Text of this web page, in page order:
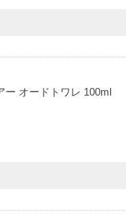
ー オードトワレ 100ml